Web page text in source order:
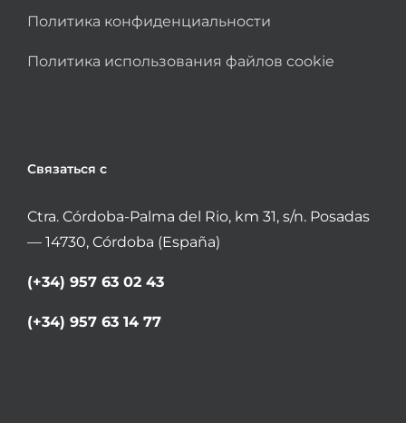
Политика конфиденциальности
Политика использования файлов cookie
Связаться с
Ctra. Córdoba-Palma del Rio, km 31, s/n. Posadas
— 14730, Córdoba (España)
(+34) 957 63 02 43
(+34) 957 63 14 77